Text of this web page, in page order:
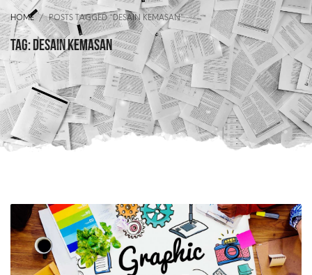
HOME POSTS TAGGED "DESAIN KEMASAN"
Tag: desain kemasan